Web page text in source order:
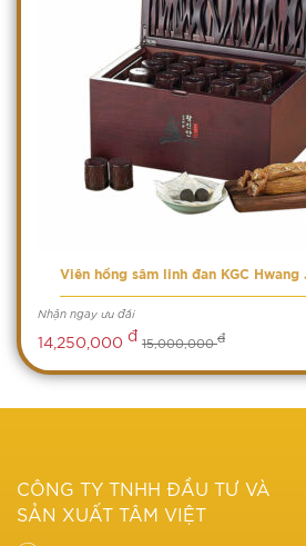
Viên hồng sâm linh đan KGC
Nhận ngay ưu đãi
14,250,000 đ 15,000,000đ
CÔNG TY TNHH ĐẦU TƯ VÀ
SẢN XUẤT TÂM VIỆT